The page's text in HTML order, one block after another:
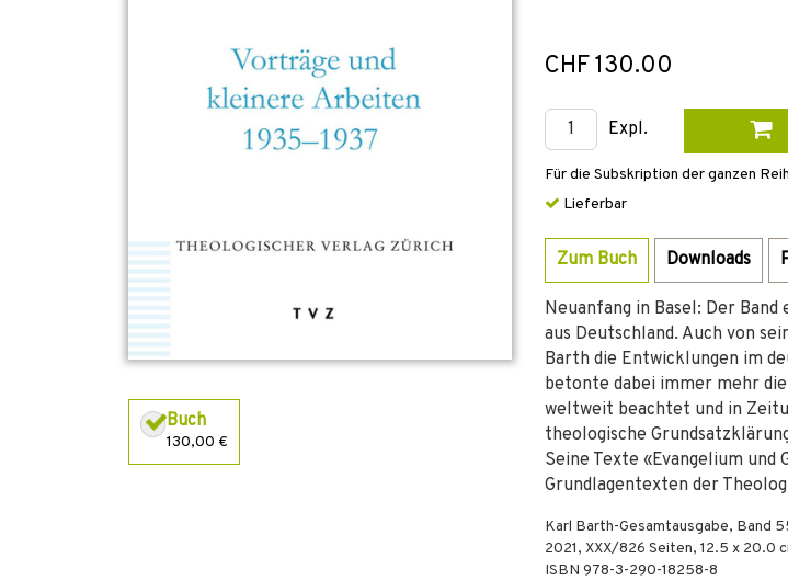
Buch
130,00 €
CHF 130.00
Expl.
Für die Subskription der ganzen
Lieferbar
Zum Buch Downloads
Neuanfang in Basel: Der
aus Deutschland. Auch von
Barth die Entwicklungen im
betonte dabei immer mehr
weltweit beachtet und in
theologische
Seine Texte «Evangelium und
Grundlagentexten der
Karl Barth-Gesamtausgabe, Band
2021, XXX/826 Seiten, 12.5 x 20.0
ISBN 978-3-290-18258-8